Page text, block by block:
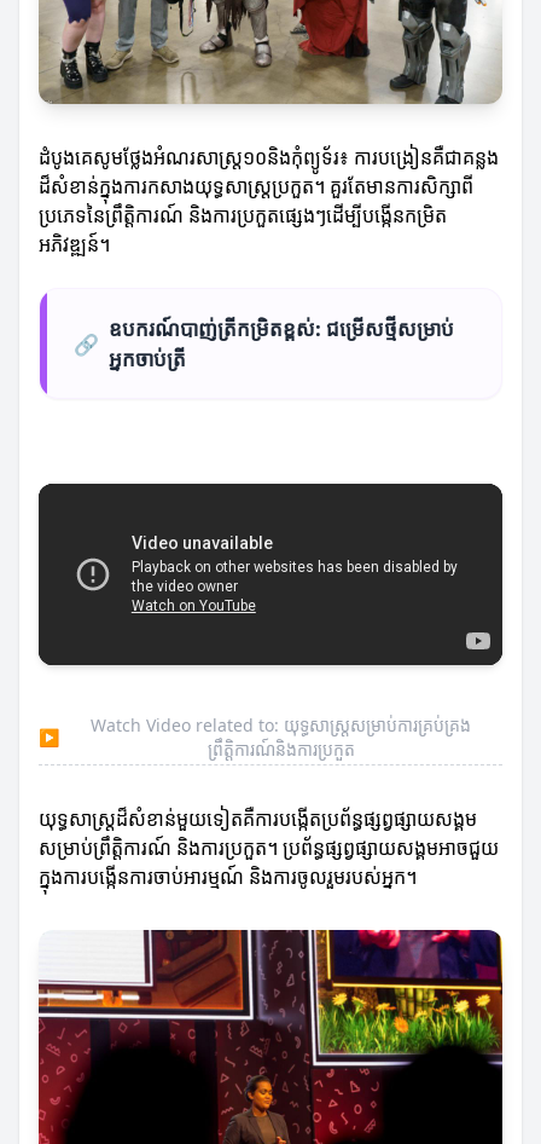
ដំបូងគេសូមថ្លែងអំណរសាស្ត្រ១០និងកុំព្យូទ័រ៖ ការបង្រៀនគឺជាគន្លង
ដ៏សំខាន់ក្នុងការកសាងយុទ្ធសាស្ត្រប្រកួត។ គួរតែមានការសិក្សាពី
ប្រភេទនៃព្រឹត្តិការណ៍ និងការប្រកួតផ្សេងៗដើម្បីបង្កើនកម្រិត
អភិវឌ្ឍន៍។
🔗
ឧបករណ៍បាញ់ត្រីកម្រិតខ្ពស់: ជម្រើសថ្មីសម្រាប់
អ្នកចាប់ត្រី
▶
Watch Video related to: យុទ្ធសាស្ត្រ​សម្រាប់ការគ្រប់គ្រង
ព្រឹត្តិការណ៍និងការប្រកួត
យុទ្ធសាស្ត្រដ៏សំខាន់មួយទៀតគឺការបង្កើតប្រព័ន្ធផ្សព្វផ្សាយសង្គម
សម្រាប់ព្រឹត្តិការណ៍ និងការប្រកួត។ ប្រព័ន្ធផ្សព្វផ្សាយសង្គមអាចជួយ
ក្នុងការបង្កើនការចាប់អារម្មណ៍ និងការចូលរួមរបស់អ្នក។